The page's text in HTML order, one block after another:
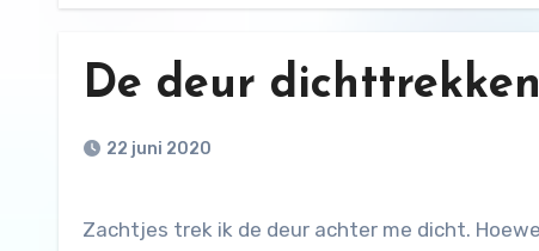
De deur dichttrekken
22 juni 2020
Zachtjes trek ik de deur achter me dicht. Hoewel er nog een paar mensen in het pand zijn duw en trek stevig